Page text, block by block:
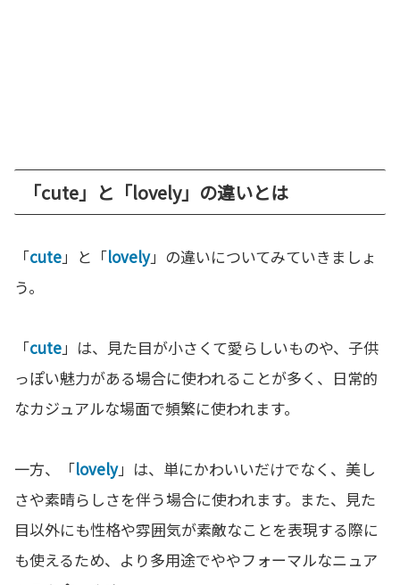
「cute」と「lovely」の違いとは
「cute」と「lovely」の違いについてみていきましょ
う。
「cute」は、見た目が小さくて愛らしいものや、子供
っぽい魅力がある場合に使われることが多く、日常的
なカジュアルな場面で頻繁に使われます。
一方、「lovely」は、単にかわいいだけでなく、美し
さや素晴らしさを伴う場合に使われます。また、見た
目以外にも性格や雰囲気が素敵なことを表現する際に
も使えるため、より多用途でややフォーマルなニュア